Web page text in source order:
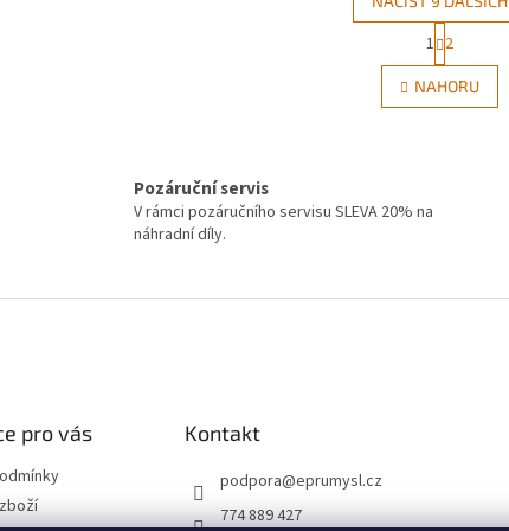
O
v
l
k
t
r
á
n
1 2
NAHORU
Pozáruční servis
V rámci pozáručního servisu SLEVA 20% na
náhradní díly.
pro vás Kontakt
podpora@eprumysl.cz
774 889 427